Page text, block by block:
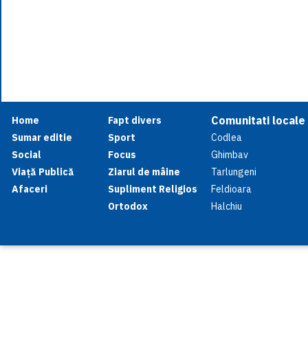
Home
Sumar editie
Social
Viață Publică
Afaceri
Fapt divers
Sport
Focus
Ziarul de mâine
Supliment Religios
Ortodox
Comunitati locale
Codlea
Ghimbav
Tarlungeni
Feldioara
Halchiu